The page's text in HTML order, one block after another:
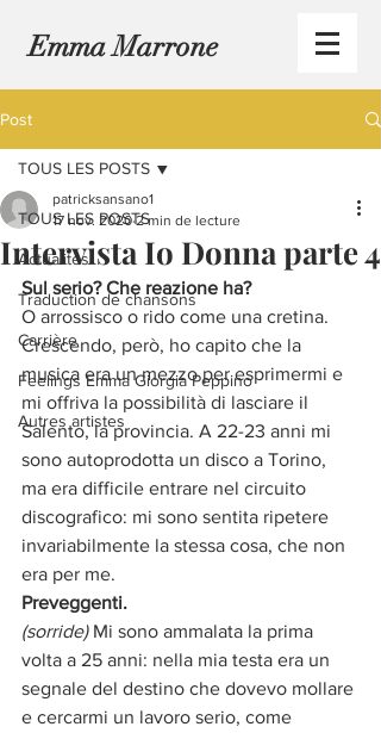
Emma Marrone
Post
TOUS LES POSTS
Actualités
Traduction de chansons
Carrière
Feelings Emma Giorgia Peppino
Autres artistes
TOUS LES POSTS
Intervista Io Donna parte 4
patricksansano1
17 nov. 2020 2 min de lecture
Sul serio? Che reazione ha?
O arrossisco o rido come una cretina.
Crescendo, però, ho capito che la
musica era un mezzo per esprimermi e
mi offriva la possibilità di lasciare il
Salento, la provincia. A 22-23 anni mi
sono autoprodotta un disco a Torino,
ma era difficile entrare nel circuito
discografico: mi sono sentita ripetere
invariabilmente la stessa cosa, che non
era per me.
Preveggenti.
(sorride) Mi sono ammalata la prima
volta a 25 anni: nella mia testa era un
segnale del destino che dovevo mollare
e cercarmi un lavoro serio, come